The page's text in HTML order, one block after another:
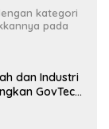
kategori
pada
dan Industri
GovTech,